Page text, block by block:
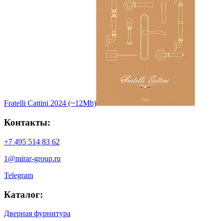
Fratelli Cattini 2024 (~12Mb)
Контакты:
+7 495 514 83 62
1@mirar-group.ru
Telegram
Каталог:
Дверная фурнитура